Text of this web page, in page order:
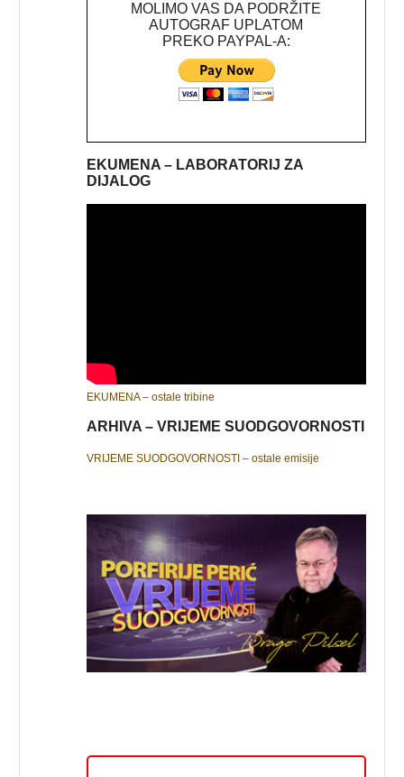
MOLIMO VAS DA PODRŽITE
AUTOGRAF UPLATOM
PREKO PAYPAL-A:
EKUMENA – LABORATORIJ ZA
DIJALOG
EKUMENA – ostale tribine
ARHIVA – VRIJEME SUODGOVORNOSTI
VRIJEME SUODGOVORNOSTI – ostale emisije